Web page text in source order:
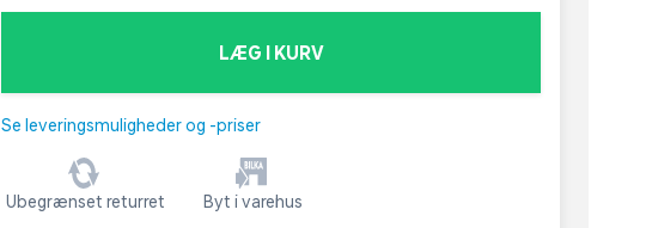
LÆG I KURV
Se leveringsmuligheder og -priser
Ubegrænset returret Byt i varehus